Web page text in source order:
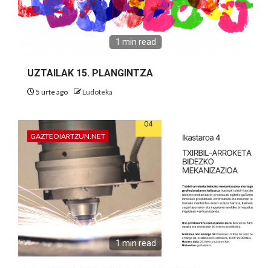
1 min read
UZTAILAK 15. PLANGINTZA
5 urte ago Ludoteka
GAZTEOIARTZUN.NET
1 min read